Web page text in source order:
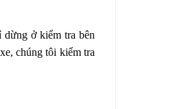
ở kiểm tra bên
chúng tôi kiểm tra